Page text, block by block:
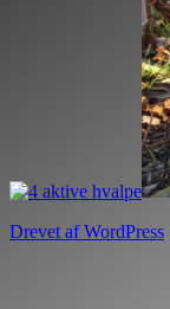
Drevet af WordPress